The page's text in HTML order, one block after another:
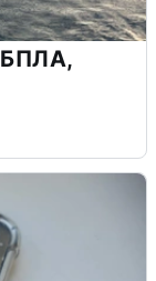
БПЛА,